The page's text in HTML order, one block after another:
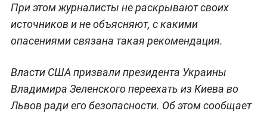
При этом журналисты не раскрывают своих
источников и не объясняют, с какими
опасениями связана такая рекомендация.
Власти США призвали президента Украины
Владимира Зеленского переехать из Киева во
Львов ради его безопасности. Об этом сообщает